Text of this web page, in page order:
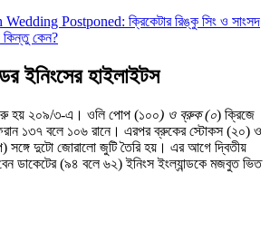
Postponed: ক্রিকেটার রিঙ্কু সিং ও সাংসদ
কিন্তু কেন?
ইনিংসের হাইলাইটস
শুরু হয় ২০৯/৩-এ। ওলি পোপ (১০০) ও ব্রুক (০) ক্রিজে
১৩৭ বলে ১০৬ রানে। এরপর ব্রুকের স্টোকস (২০) ও
সঙ্গে দুটো জোরালো জুটি তৈরি হয়। এর আগে দ্বিতীয়
ডাকেটের (৯৪ বলে ৬২) ইনিংস ইংল্যান্ডকে মজবুত ভিত